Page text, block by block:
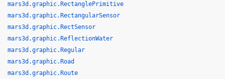
mars3d.graphic.RectanglePrimitive
mars3d.graphic.RectangularSensor
mars3d.graphic.RectSensor
mars3d.graphic.ReflectionWater
mars3d.graphic.Regular
mars3d.graphic.Road
mars3d.graphic.Route